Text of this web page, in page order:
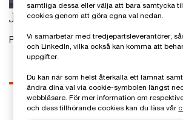
Johan Sjöqvist
Partner skatt, M&A och Private Equity-
Kontaktuppgifter
Tel0709-29 35 99
samtliga dessa eller välja att bara samtycka
cookies genom att göra egna val nedan.
Vi samarbetar med tredjepartsleverantörer,
och LinkedIn, vilka också kan komma att
uppgifter.
Du kan när som helst återkalla ett lämnat
ändra dina val via cookie-symbolen längst
webbläsare. För mer information om
och dess tillhörande cookies kan du läsa vår